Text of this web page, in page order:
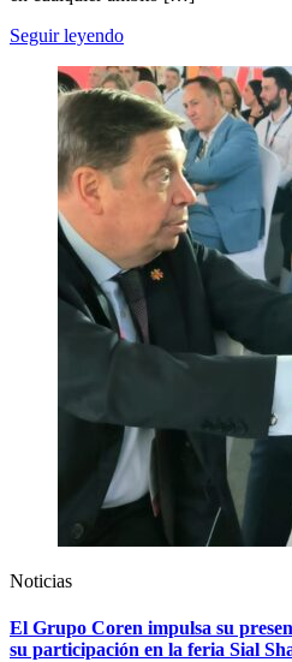
Seguir leyendo
Noticias
El Grupo Coren impulsa su
su participación en la feria Sial